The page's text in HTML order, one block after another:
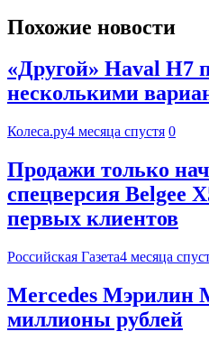
Похожие новости
«Другой» Haval H7
несколькими
Колеса.ру4 месяца спустя 0
Продажи только
спецверсия Belgee
первых клиентов
Российская Газета4 месяца
Mercedes Мэрилин
миллионы рублей